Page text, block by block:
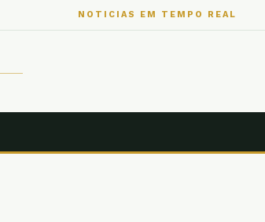
NOTICIAS EM TEMPO REAL